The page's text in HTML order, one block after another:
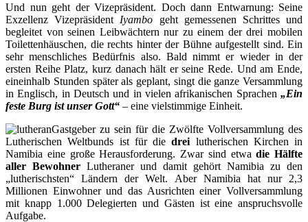
Und nun geht der Vizepräsident. Doch dann Entwarnung: Seine
Exzellenz Vizepräsident Iyambo geht gemessenen Schrittes und
begleitet von seinen Leibwächtern nur zu einem der drei mobilen
Toilettenhäuschen, die rechts hinter der Bühne aufgestellt sind. Ein
sehr menschliches Bedürfnis also. Bald nimmt er wieder in der
ersten Reihe Platz, kurz danach hält er seine Rede. Und am Ende,
eineinhalb Stunden später als geplant, singt die ganze Versammlung
in Englisch, in Deutsch und in vielen afrikanischen Sprachen „Ein
feste Burg ist unser Gott“ – eine vielstimmige Einheit.
Gastgeber zu sein für die Zwölfte Vollversammlung des
Lutherischen Weltbunds ist für diedrei lutherischen Kirchen in
Namibia eine große Herausforderung. Zwar sind etwadie Hälfte
aller Bewohner Lutheraner und damit gehört Namibia zu den
„lutherischsten“ Ländern der Welt. Aber Namibia hat nur 2,3
Millionen Einwohner und das Ausrichten einer Vollversammlung
mit knapp 1.000 Delegierten und Gästen ist eine anspruchsvolle
Aufgabe.